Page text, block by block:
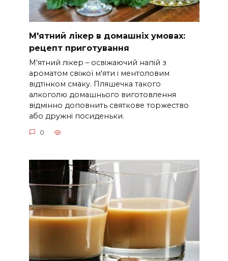
М'ятний лікер в домашніх умовах:
рецепт приготування
М'ятний лікер – освіжаючий напій з
ароматом свіжої м'яти і ментоловим
відтінком смаку. Пляшечка такого
алкоголю домашнього виготовлення
відмінно доповнить святкове торжество
або дружні посиденьки.
0